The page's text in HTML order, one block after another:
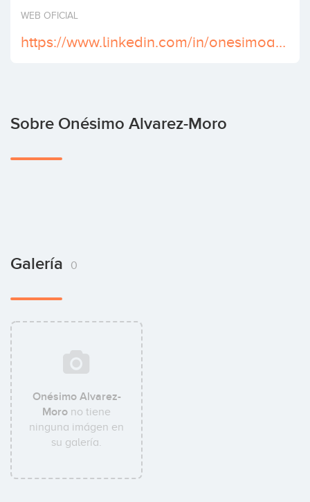
Invertir
WEB OFICIAL
https://www.linkedin.com/in/onesimoalvarezmoro/
Sobre Onésimo Alvarez-Moro
Galería 0
Onésimo Alvarez-
Moro no tiene
ninguna imágen en
su galería.